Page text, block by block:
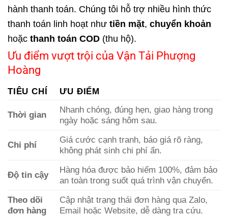
hành thanh toán. Chúng tôi hỗ trợ nhiều hình thức
thanh toán linh hoạt như tiền mặt, chuyển khoản
hoặc thanh toán COD (thu hộ).
Ưu điểm vượt trội của Vận Tải Phượng
Hoàng
TIÊU CHÍ ƯU ĐIỂM
Thời gian
Nhanh chóng, đúng hẹn, giao hàng trong
ngày hoặc sáng hôm sau.
Chi phí
Giá cước cạnh tranh, báo giá rõ ràng,
không phát sinh chi phí ẩn.
Độ tin cậy
Hàng hóa được bảo hiểm 100%, đảm bảo
an toàn trong suốt quá trình vận chuyển.
Theo dõi
đơn hàng
Cập nhật trạng thái đơn hàng qua Zalo,
Email hoặc Website, dễ dàng tra cứu.